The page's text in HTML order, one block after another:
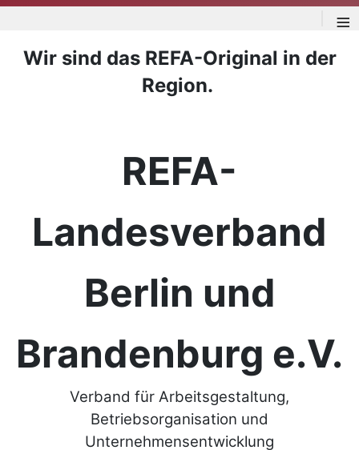
≡
Wir sind das REFA-Original in der
Region.
REFA-
Landesverband
Berlin und
Brandenburg e.V.
Verband für Arbeitsgestaltung,
Betriebsorganisation und
Unternehmensentwicklung